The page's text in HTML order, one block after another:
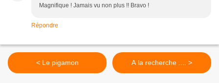
Magnifique ! Jamais vu non plus !! Bravo !
Répondre
< Le pigamon A la recherche .... >